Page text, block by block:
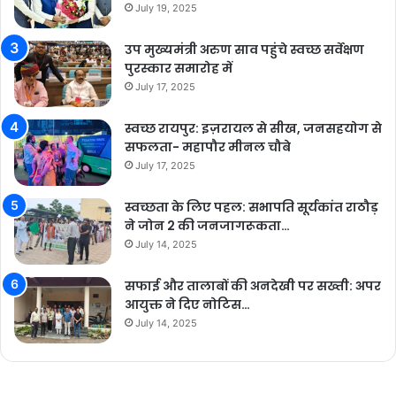
July 19, 2025
उप मुख्यमंत्री अरुण साव पहुंचे स्वच्छ सर्वेक्षण
पुरस्कार समारोह में
July 17, 2025
स्वच्छ रायपुर: इज़रायल से सीख, जनसहयोग से
सफलता- महापौर मीनल चौबे
July 17, 2025
स्वच्छता के लिए पहल: सभापति सूर्यकांत राठौड़
ने जोन 2 की जनजागरूकता…
July 14, 2025
सफाई और तालाबों की अनदेखी पर सख्ती: अपर
आयुक्त ने दिए नोटिस…
July 14, 2025